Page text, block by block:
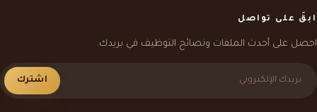
ابقَ على تواصل
احصل على أحدث الملفات ونصائح التوظيف في بريدك.
اشترك